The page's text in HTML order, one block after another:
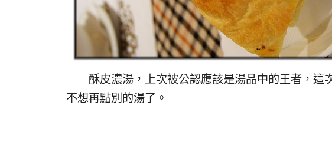
酥皮濃湯，上次被公認應該是湯品中的王者，這
不想再點別的湯了。